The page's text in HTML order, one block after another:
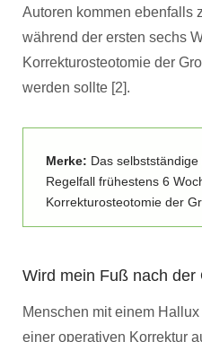
Autoren kommen ebenfalls
während der ersten sechs
Korrekturosteotomie der
werden sollte [2].
Merke: Das
Regelfall frühestens 6
Korrekturosteotomie der
Wird mein Fuß nach der
Menschen mit einem
einer operativen Korrektur